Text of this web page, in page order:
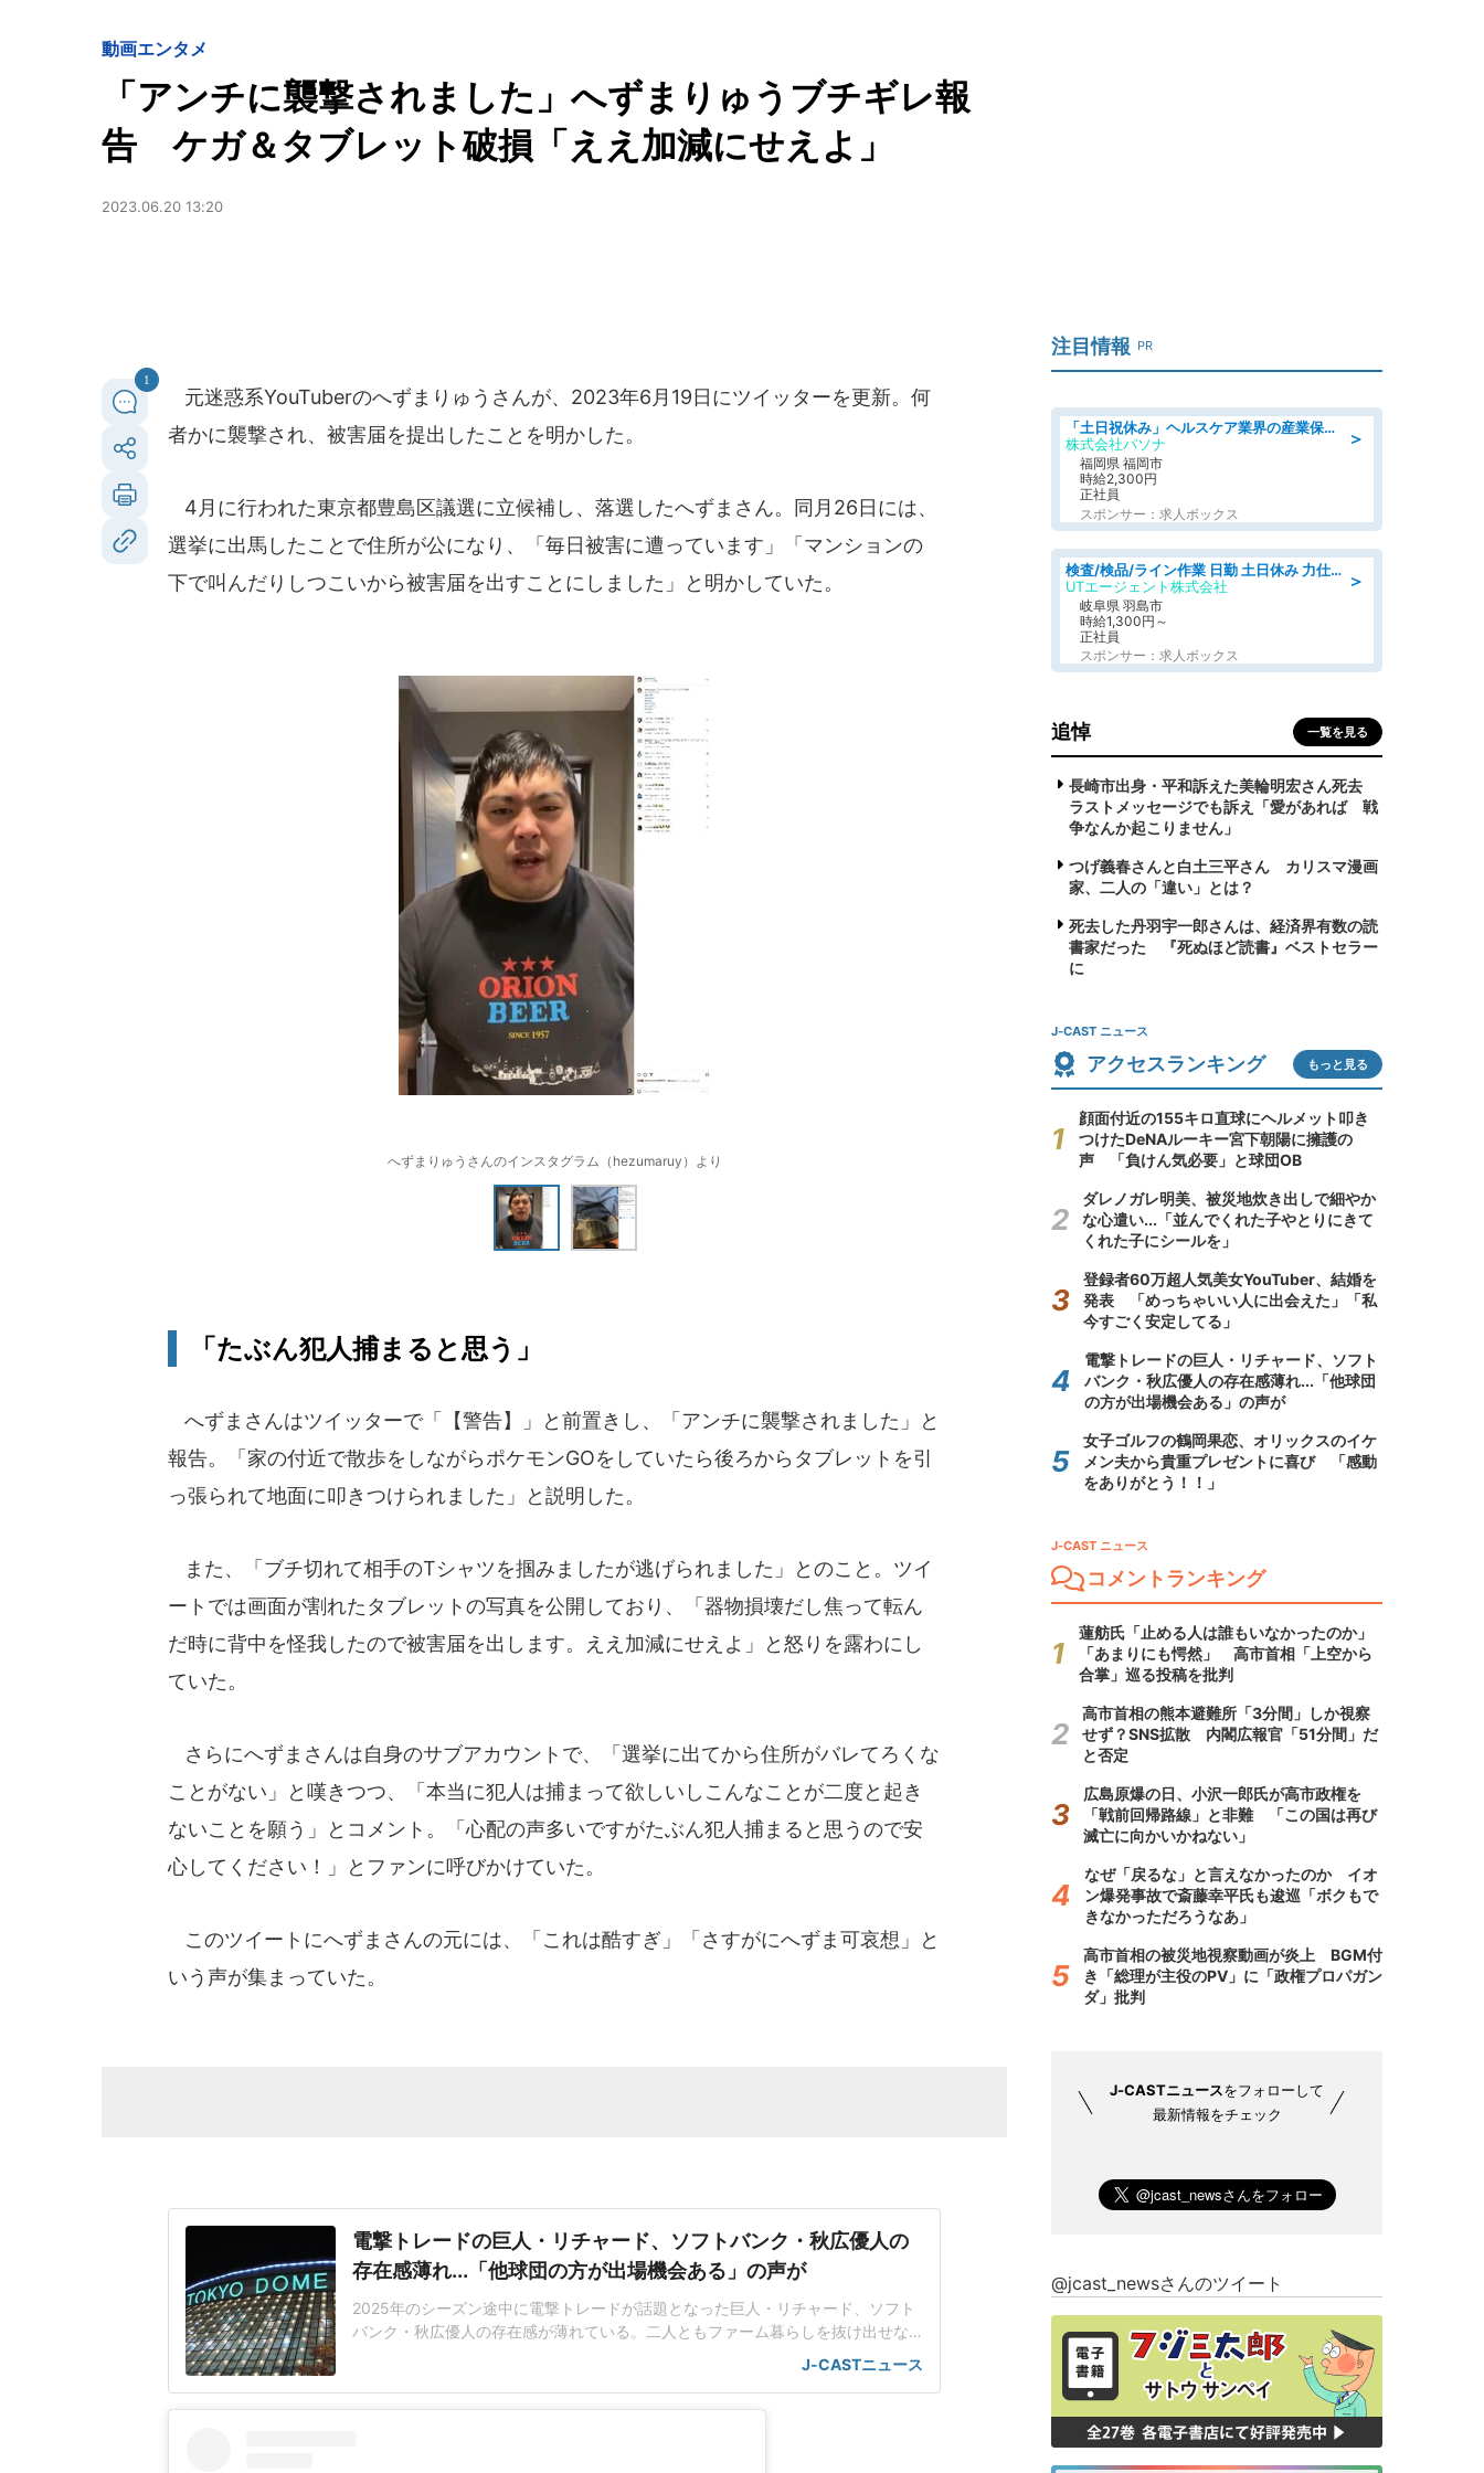
動画エンタメ
「アンチに襲撃されました」へずまりゅうブチギレ報
告 ケガ＆タブレット破損「ええ加減にせえよ」
2023.06.20 13:20
1
元迷惑系YouTuberのへずまりゅうさんが、2023年6月19日にツイッターを更新。何
者かに襲撃され、被害届を提出したことを明かした。
4月に行われた東京都豊島区議選に立候補し、落選したへずまさん。同月26日には、
選挙に出馬したことで住所が公になり、「毎日被害に遭っています」「マンションの
下で叫んだりしつこいから被害届を出すことにしました」と明かしていた。
へずまりゅうさんのインスタグラム（hezumaruy）より
「たぶん犯人捕まると思う」
へずまさんはツイッターで「【警告】」と前置きし、「アンチに襲撃されました」と
報告。「家の付近で散歩をしながらポケモンGOをしていたら後ろからタブレットを引
っ張られて地面に叩きつけられました」と説明した。
また、「ブチ切れて相手のTシャツを掴みましたが逃げられました」とのこと。ツイ
ートでは画面が割れたタブレットの写真を公開しており、「器物損壊だし焦って転ん
だ時に背中を怪我したので被害届を出します。ええ加減にせえよ」と怒りを露わにし
ていた。
さらにへずまさんは自身のサブアカウントで、「選挙に出てから住所がバレてろくな
ことがない」と嘆きつつ、「本当に犯人は捕まって欲しいしこんなことが二度と起き
ないことを願う」とコメント。「心配の声多いですがたぶん犯人捕まると思うので安
心してください！」とファンに呼びかけていた。
このツイートにへずまさんの元には、「これは酷すぎ」「さすがにへずま可哀想」と
いう声が集まっていた。
電撃トレードの巨人・リチャード、ソフトバンク・秋広優人の
存在感薄れ...「他球団の方が出場機会ある」の声が
2025年のシーズン途中に電撃トレードが話題となった巨人・リチャード、ソフト
バンク・秋広優人の存在感が薄れている。二人ともファーム暮らしを抜け出せな
いリチャードはソフトバンク在籍時にウエスタン・リーグで5年連続本塁打王に輝
いた長打力を評価され、秋広優人、大江竜聖と2対1のトレードで25年5月に巨人に
J-CASTニュース
注目情報 PR
＞
「土日祝休み」ヘルスケア業界の産業保健師/高時給/未経験OK/要資格:保健師、正看護師
株式会社パソナ
福岡県 福岡市
時給2,300円
正社員
スポンサー：求人ボックス
＞
検査/検品/ライン作業 日勤 土日休み 力仕事ほぼなし 座り作業メイン 検品·検査
UTエージェント株式会社
岐阜県 羽島市
時給1,300円～
正社員
スポンサー：求人ボックス
追悼 一覧を見る
長崎市出身・平和訴えた美輪明宏さん死去
ラストメッセージでも訴え「愛があれば 戦
争なんか起こりません」
つげ義春さんと白土三平さん カリスマ漫画
家、二人の「違い」とは？
死去した丹羽宇一郎さんは、経済界有数の読
書家だった 『死ぬほど読書』ベストセラー
に
J-CAST ニュース
アクセスランキング もっと見る
顔面付近の155キロ直球にヘルメット叩き
つけたDeNAルーキー宮下朝陽に擁護の
声 「負けん気必要」と球団OB
ダレノガレ明美、被災地炊き出しで細やか
な心遣い...「並んでくれた子やとりにきて
くれた子にシールを」
登録者60万超人気美女YouTuber、結婚を
発表 「めっちゃいい人に出会えた」「私
今すごく安定してる」
電撃トレードの巨人・リチャード、ソフト
バンク・秋広優人の存在感薄れ...「他球団
の方が出場機会ある」の声が
女子ゴルフの鶴岡果恋、オリックスのイケ
メン夫から貴重プレゼントに喜び 「感動
をありがとう！！」
J-CAST ニュース
コメントランキング
蓮舫氏「止める人は誰もいなかったのか」
「あまりにも愕然」 高市首相「上空から
合掌」巡る投稿を批判
高市首相の熊本避難所「3分間」しか視察
せず？SNS拡散 内閣広報官「51分間」だ
と否定
広島原爆の日、小沢一郎氏が高市政権を
「戦前回帰路線」と非難 「この国は再び
滅亡に向かいかねない」
なぜ「戻るな」と言えなかったのか イオ
ン爆発事故で斎藤幸平氏も逡巡「ボクもで
きなかっただろうなあ」
高市首相の被災地視察動画が炎上 BGM付
き「総理が主役のPV」に「政権プロパガン
ダ」批判
J-CASTニュースをフォローして
最新情報をチェック
@jcast_newsさんのツイート